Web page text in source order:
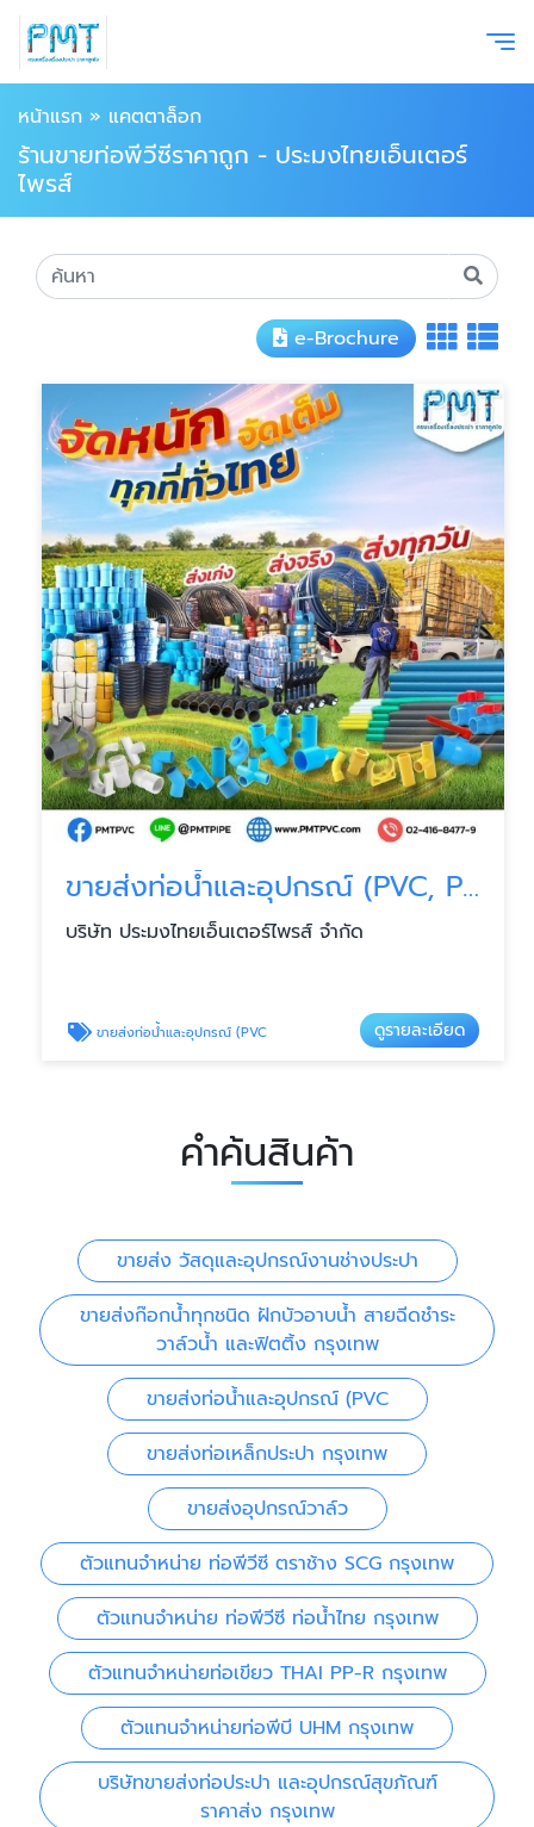
หน้าแรก » แคตตาล็อก
ร้านขายท่อพีวีซีราคาถูก - ประมงไทยเอ็นเตอร์
ไพรส์
e-Brochure
ขายส่งท่อน้ำและอุปกรณ์ (PVC, PPR, PE, HDPE)
บริษัท ประมงไทยเอ็นเตอร์ไพรส์ จำกัด
ขายส่งท่อน้ำและอุปกรณ์ (PVC ดูรายละเอียด
คำค้นสินค้า
ขายส่ง วัสดุและอุปกรณ์งานช่างประปา
ขายส่งก๊อกน้ำทุกชนิด ฝักบัวอาบน้ำ สายฉีดชำระ
วาล์วน้ำ และฟิตติ้ง กรุงเทพ
ขายส่งท่อน้ำและอุปกรณ์ (PVC
ขายส่งท่อเหล็กประปา กรุงเทพ
ขายส่งอุปกรณ์วาล์ว
ตัวแทนจำหน่าย ท่อพีวีซี ตราช้าง SCG กรุงเทพ
ตัวแทนจำหน่าย ท่อพีวีซี ท่อน้ำไทย กรุงเทพ
ตัวแทนจำหน่ายท่อเขียว THAI PP-R กรุงเทพ
ตัวแทนจำหน่ายท่อพีบี UHM กรุงเทพ
บริษัทขายส่งท่อประปา และอุปกรณ์สุขภัณฑ์
ราคาส่ง กรุงเทพ